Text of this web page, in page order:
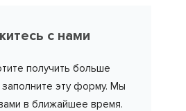
с нами
получить больше
эту форму. Мы
в ближайшее время.